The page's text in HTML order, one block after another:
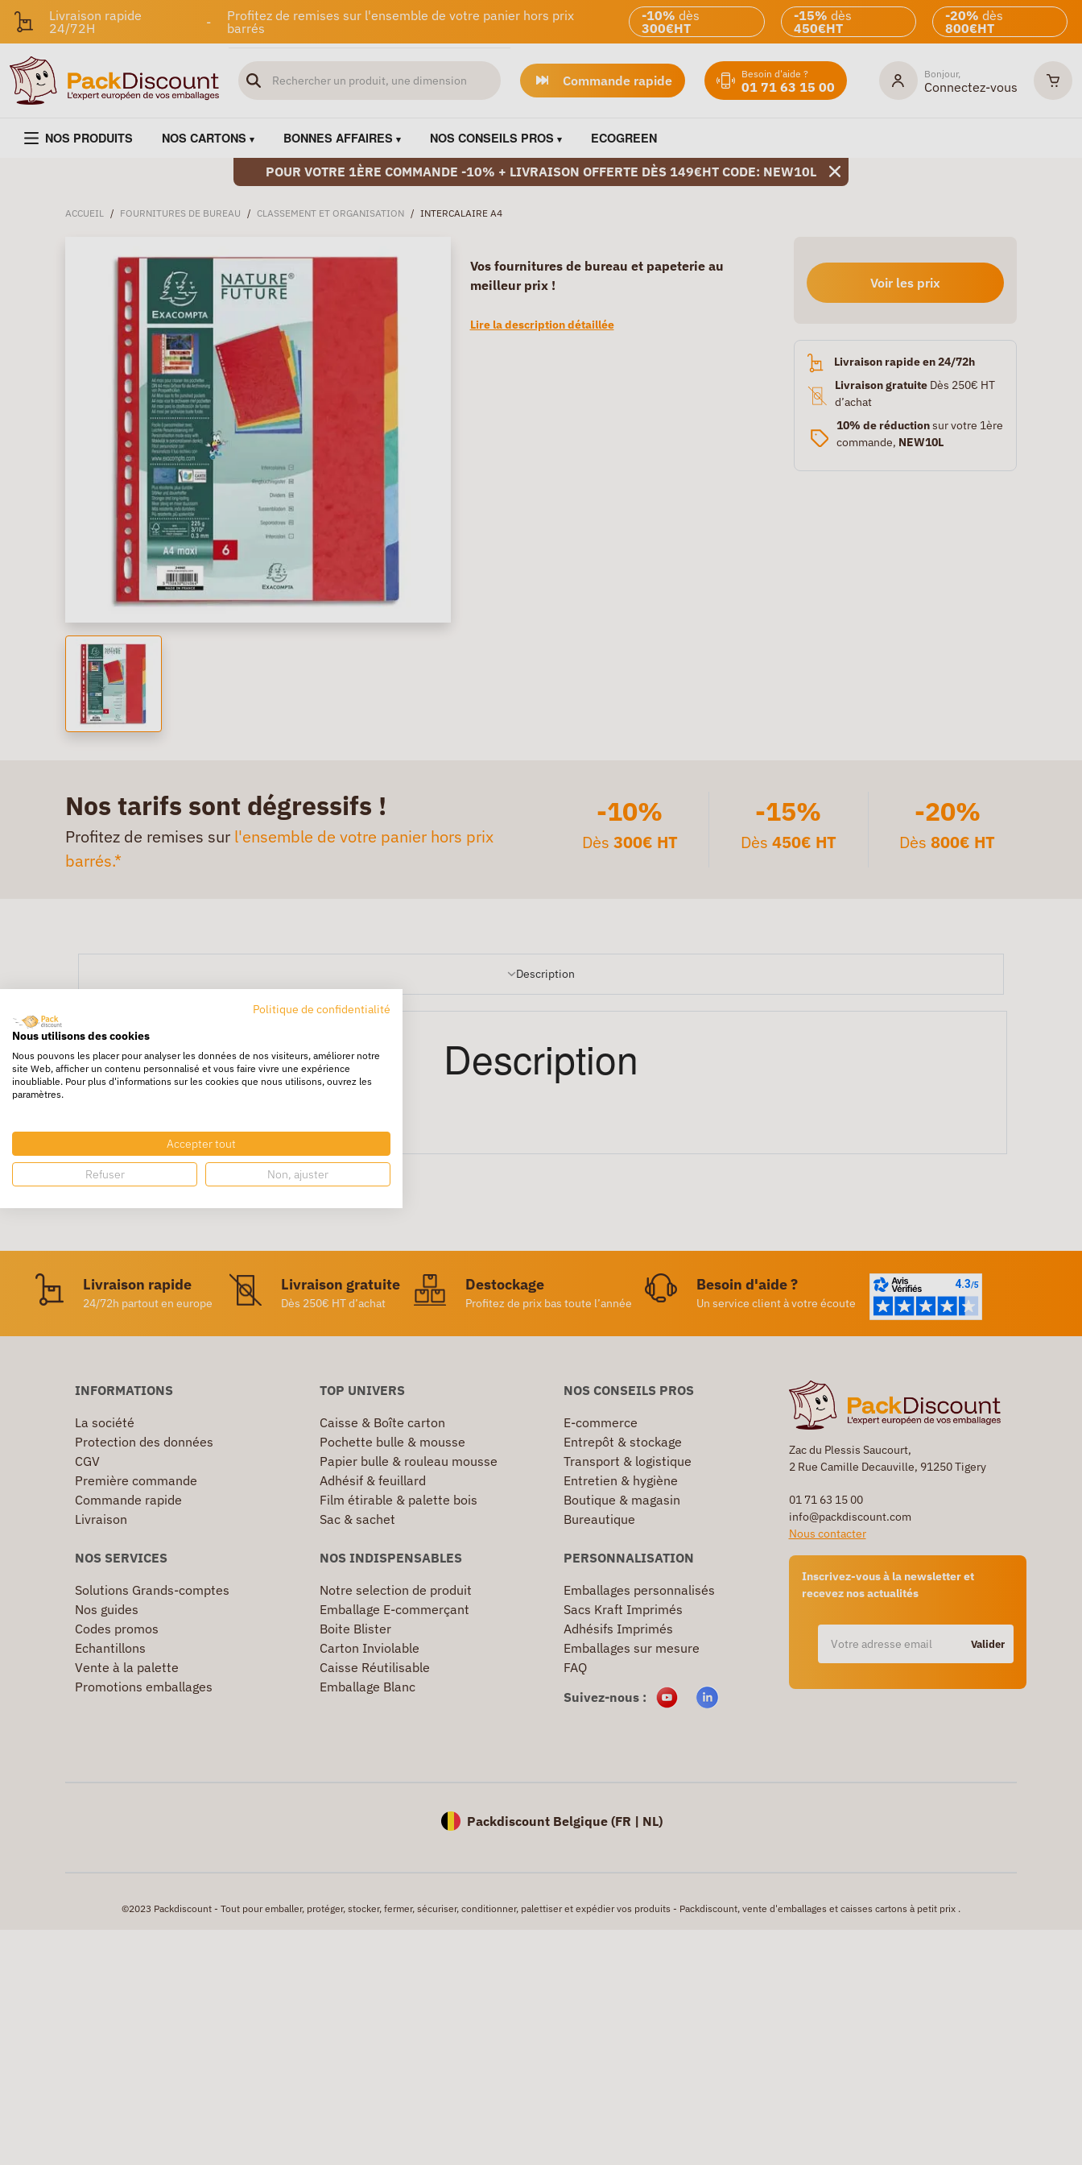
Livraison rapide
24/72H
-
Profitez de remises sur l'ensemble de votre panier hors prix
barrés
-10% dès
300€HT
-15% dès
450€HT
-20% dès
800€HT
Commande rapide Besoin d'aide ?
01 71 63 15 00
Bonjour,
Connectez-vous
NOS PRODUITS NOS CARTONS BONNES AFFAIRES NOS CONSEILS PROS ECOGREEN
POUR VOTRE 1ÈRE COMMANDE -10% + LIVRAISON OFFERTE DÈS 149€HT CODE: NEW10L
ACCUEIL / FOURNITURES DE BUREAU / CLASSEMENT ET ORGANISATION / INTERCALAIRE A4
Vos fournitures de bureau et papeterie au
meilleur prix !
Lire la description détaillée
Voir les prix
Livraison rapide en 24/72h
Livraison gratuiteDès 250€ HT
d’achat
10% de réductionsur votre 1ère
commande, NEW10L
Nos tarifs sont dégressifs !
Profitez de remises sur l'ensemble de votre panier hors prix
barrés.*
-10%
Dès 300€ HT
-15%
Dès 450€ HT
-20%
Dès800€ HT
Description
Description
Livraison rapide
24/72h partout en europe
Livraison gratuite
Dès 250€ HT d’achat
Destockage
Profitez de prix bas toute l’année
Besoin d'aide ?
Un service client à votre écoute
Zac du Plessis Saucourt,
2 Rue Camille Decauville, 91250 Tigery
01 71 63 15 00
info@packdiscount.com
Nous contacter
Inscrivez-vous à la newsletter et
recevez nos actualités
Valider
INFORMATIONS
La société
Protection des données
CGV
Première commande
Commande rapide
Livraison
TOP UNIVERS
Caisse & Boîte carton
Pochette bulle & mousse
Papier bulle & rouleau mousse
Adhésif & feuillard
Film étirable & palette bois
Sac & sachet
NOS CONSEILS PROS
E-commerce
Entrepôt & stockage
Transport & logistique
Entretien & hygiène
Boutique & magasin
Bureautique
NOS SERVICES
Solutions Grands-comptes
Nos guides
Codes promos
Echantillons
Vente à la palette
Promotions emballages
NOS INDISPENSABLES
Notre selection de produit
Emballage E-commerçant
Boite Blister
Carton Inviolable
Caisse Réutilisable
Emballage Blanc
PERSONNALISATION
Emballages personnalisés
Sacs Kraft Imprimés
Adhésifs Imprimés
Emballages sur mesure
FAQ
Suivez-nous :
Packdiscount Belgique (FR | NL)
©2023 Packdiscount - Tout pour emballer, protéger, stocker, fermer, sécuriser, conditionner, palettiser et expédier vos produits - Packdiscount, vente d'emballages et caisses cartons à petit prix .
Politique de confidentialité
Nous utilisons des cookies
Nous pouvons les placer pour analyser les données de nos visiteurs, améliorer notre
site Web, afficher un contenu personnalisé et vous faire vivre une expérience
inoubliable. Pour plus d'informations sur les cookies que nous utilisons, ouvrez les
paramètres.
Accepter tout
Refuser Non, ajuster